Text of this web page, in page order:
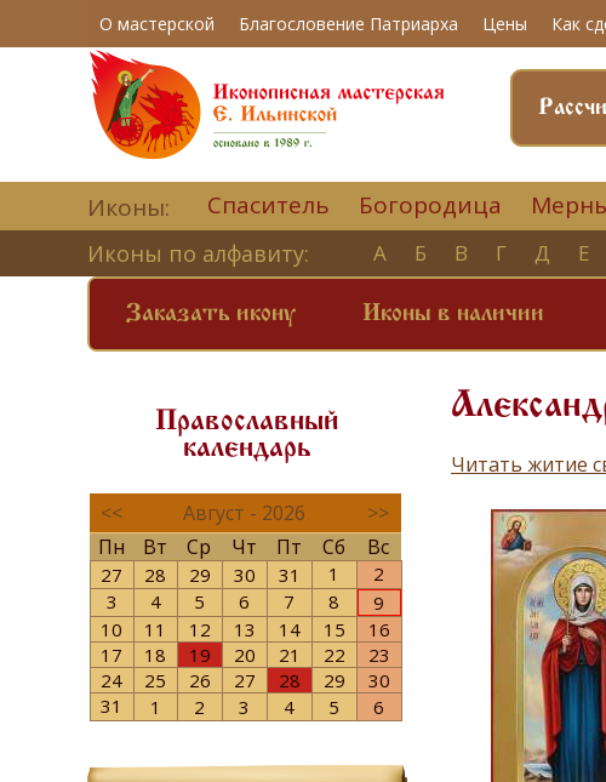
О мастерской Благословение Патриарха Цены Как
Иконы: Спаситель Богородица
Иконы по алфавиту: А Б В Г Д Е
Заказать икону Иконы в наличии
Православный
календарь
<< Август - 2026
>>
Пн
Вт Ср Чт Пт Сб Вс
27 28 29 30 31 1
2
3
4 5 6 7 8
9
10
11 12 13 14 15
16
17
18 19 20 21 22
23
24
25 26 27 28 29
30
31
1 2 3 4 5 6
Читать житие